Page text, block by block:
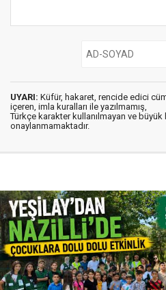
UYARI: Küfür, hakaret, rencide edici
içeren, imla kuralları ile yazılmamış,
Türkçe karakter kullanılmayan ve büyük
onaylanmamaktadır.